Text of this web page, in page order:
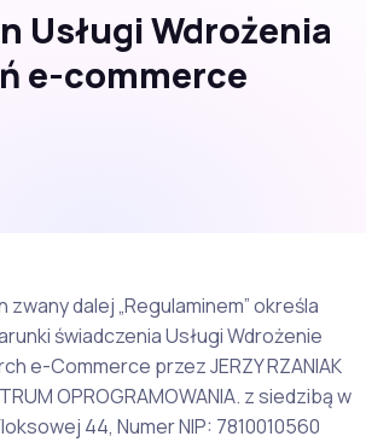
Usługi Wdrożenia
e-commerce
zwany dalej „Regulaminem” określa
świadczenia Usługi Wdrożenie
e-Commerce przez JERZY RZANIAK
OPROGRAMOWANIA. z siedzibą w
44, Numer NIP: 7810010560